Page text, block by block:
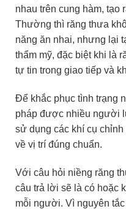
nhau trên cung hàm, tạo
Thường thì răng thưa
năng ăn nhai, nhưng lại
thẩm mỹ, đặc biệt khi là
tự tin trong giao tiếp và
Để khắc phục tình trạng
pháp được nhiều người
sử dụng các khí cụ
về vị trí đúng chuẩn.
Với câu hỏi niềng răng
câu trả lời sẽ là có hoặc
mỗi người. Vì nguyên